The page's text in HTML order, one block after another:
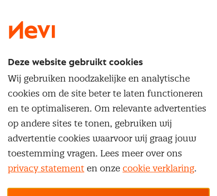
Service & contact
Over inkoop
Netwerk en communities
Aanmelden nieuwsbrief
Word lid van Nevi
Populaire thema's
Aanbesteden
Contractmanagement
Kostenmanagement
Onderhandelen
Supply management
Opleidingen en trainingen
Trainingen
Opleidingen
Maatwerk
Cookievoorkeuren beherenOnzealgemene
Deze website gebruikt cookies
Wij gebruiken noodzakelijke en analytische
cookies om de site beter te laten functioneren
en te optimaliseren. Om relevante advertenties
op andere sites te tonen, gebruiken wij
advertentie cookies waarvoor wij graag jouw
toestemming vragen. Lees meer over ons
privacy statement en onze cookie verklaring.